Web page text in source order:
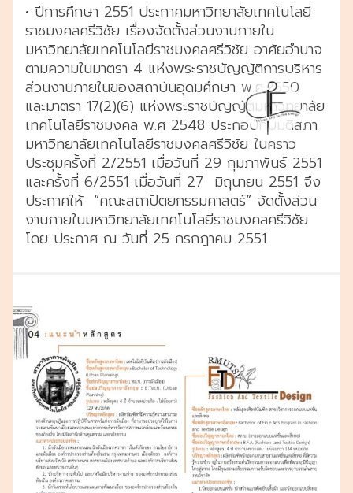
• ปีการศึกษา 2551 ประกาศมหาวิทยาลัยเทคโนโลยี
ราชมงคลศรีวิชัย เรื่องจัดตั้งส่วนงานภายใน
มหาวิทยาลัยเทคโนโลยีราชมงคลศรีวิชัย อาศัยอำนาจ
ตามความในมาตรา 4 แห่งพระราชบัญญัติการบริหาร
ส่วนงานภายในของสถาบันอุดมศึกษา พ.ศ.2550
และมาตรา 17(2)(6) แห่งพระราชบัญญัติมหาวิทยาลัย
เทคโนโลยีราชมงคล พ.ศ 2548 ประกอบกับมติสภา
มหาวิทยาลัยเทคโนโลยีราชมงคลศรีวิชัย ในคราว
ประชุมครั้งที่ 2/2551 เมื่อวันที่ 29 กุมภาพันธ์ 2551
และครั้งที่ 6/2551 เมื่อวันที่ 27 มิถุนายน 2551 จึง
ประกาศให้ “คณะสถาปัตยกรรมศาสตร์” จัดตั้งส่วน
งานภายในมหาวิทยาลัยเทคโนโลยีราชมงคลศรีวิชัย
โดย ประกาศ ณ วันที่ 25 กรกฎาคม 2551